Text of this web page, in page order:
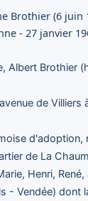
Brothier (6 juin
- 27 janvier
Albert Brothier
de Villiers
d'adoption,
de La
Henri,
- Vendée) dont